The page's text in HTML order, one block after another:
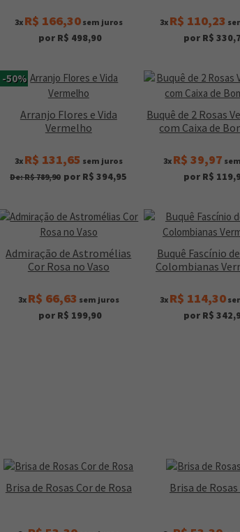
3x R$ 166,30sem juros
por R$ 498,90
3x R$ 110,23
por R$
-50%
Arranjo Flores e Vida
Vermelho
3x R$ 131,65 sem juros
De: R$ 789,90 por R$ 394,95
Buquê de 2 Rosas
com Caixa de
3x R$ 39,97
por R$
Admiração de Astromélias
Cor Rosa no Vaso
3x R$ 66,63 sem juros
por R$ 199,90
Buquê Fascínio
Colombianas
3x R$ 114,30
por R$
Brisa de Rosas Cor de Rosa Brisa de Rosas